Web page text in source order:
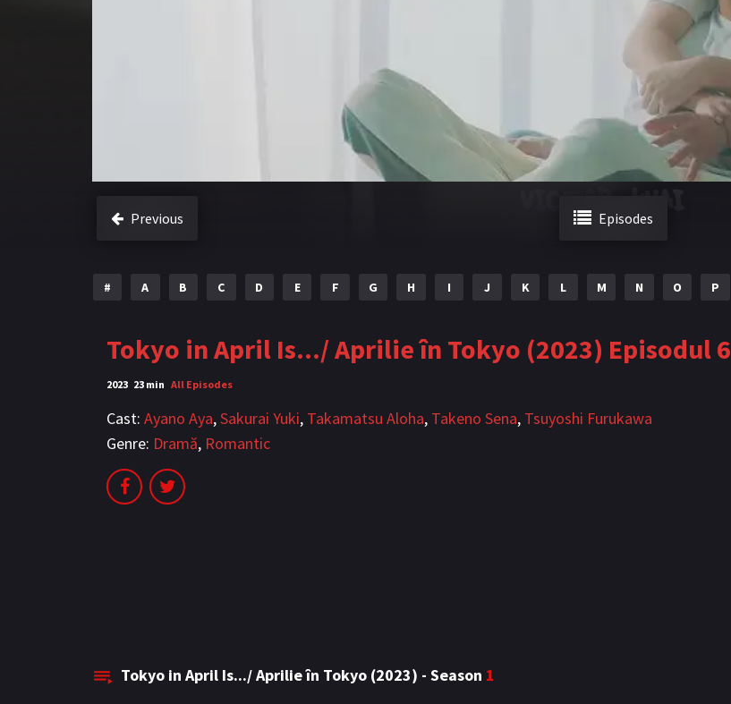
Previous Episodes
# A B C D E F G H I J K L M N O P
Tokyo in April Is.../ Aprilie în Tokyo (2023) Episodul 6
2023 23 min All Episodes
Cast: Ayano Aya,Sakurai Yuki, Takamatsu Aloha, Takeno Sena, Tsuyoshi Furukawa
Genre: Dramă, Romantic
Tokyo in April Is.../ Aprilie în Tokyo (2023) - Season 1